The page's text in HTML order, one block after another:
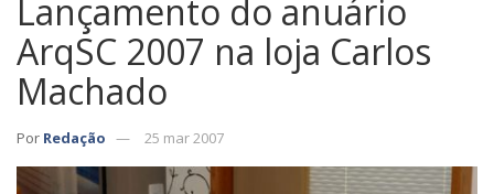
Lançamento do anuário
ArqSC 2007 na loja Carlos
Machado
Por Redação 25 mar 2007